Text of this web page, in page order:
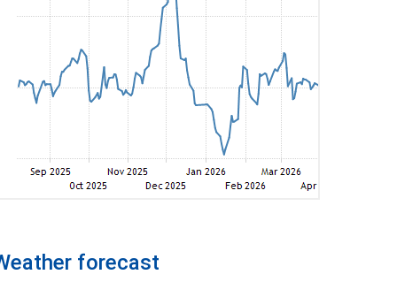
forecast